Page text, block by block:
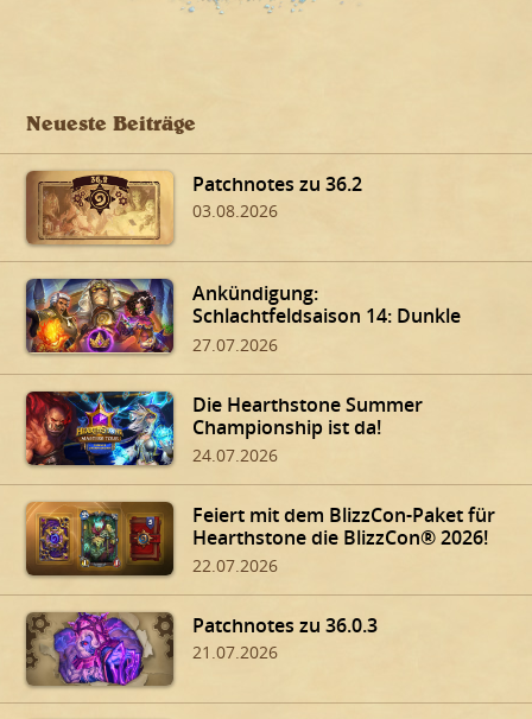
Neueste Beiträge
Patchnotes zu 36.2
03.08.2026
Ankündigung:
Schlachtfeldsaison 14: Dunkle
Gaben von Dalaran!
27.07.2026
Die Hearthstone Summer
Championship ist da!
24.07.2026
Feiert mit dem BlizzCon-Paket für
Hearthstone die BlizzCon® 2026!
22.07.2026
Patchnotes zu 36.0.3
21.07.2026